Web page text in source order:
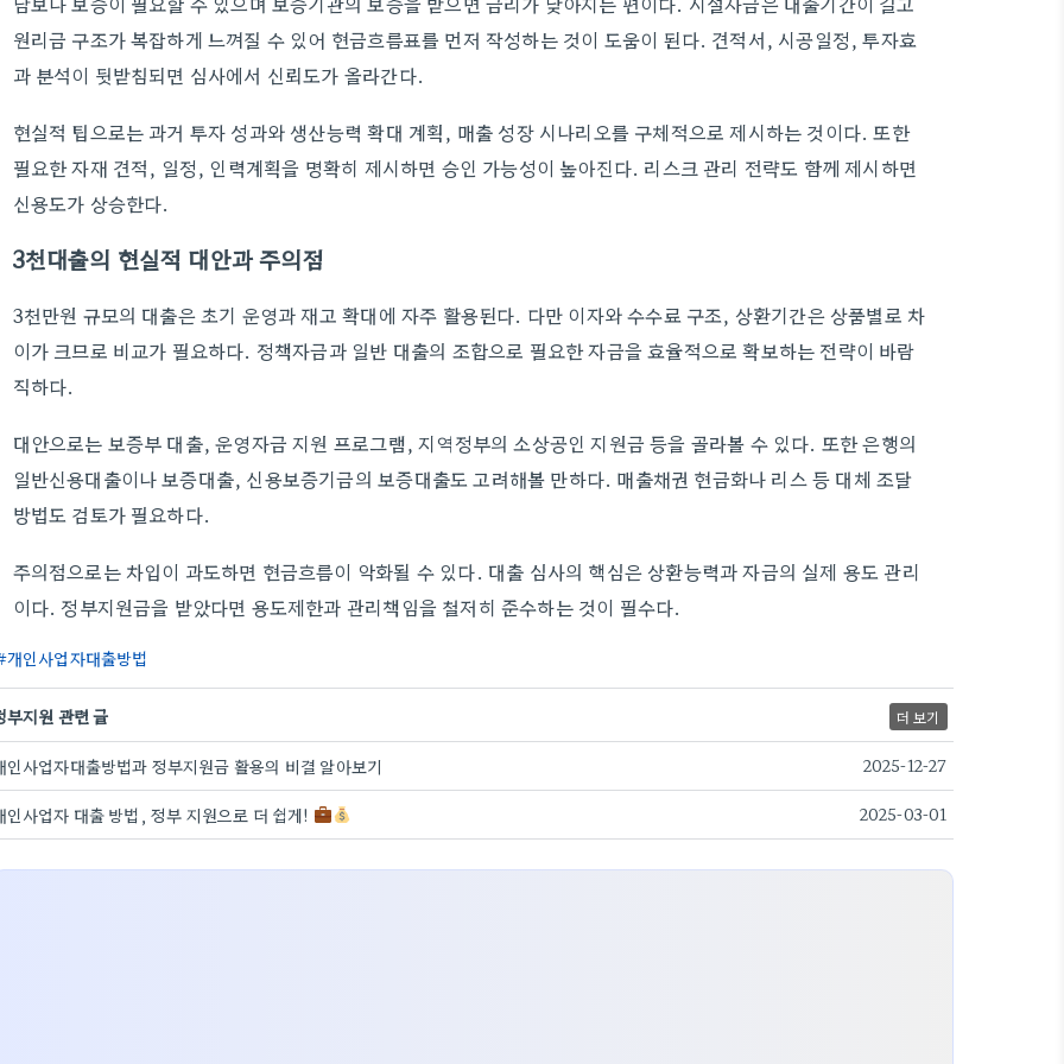
원리금 구조가 복잡하게 느껴질 수 있어 현금흐름표를 먼저 작성하는 것이 도움이 된다. 견적서, 시공일정, 투자효
과 분석이 뒷받침되면 심사에서 신뢰도가 올라간다.
현실적 팁으로는 과거 투자 성과와 생산능력 확대 계획, 매출 성장 시나리오를 구체적으로 제시하는 것이다. 또한
필요한 자재 견적, 일정, 인력계획을 명확히 제시하면 승인 가능성이 높아진다. 리스크 관리 전략도 함께 제시하면
신용도가 상승한다.
3천대출의 현실적 대안과 주의점
3천만원 규모의 대출은 초기 운영과 재고 확대에 자주 활용된다. 다만 이자와 수수료 구조, 상환기간은 상품별로 차
이가 크므로 비교가 필요하다. 정책자금과 일반 대출의 조합으로 필요한 자금을 효율적으로 확보하는 전략이 바람
직하다.
대안으로는 보증부 대출, 운영자금 지원 프로그램, 지역정부의 소상공인 지원금 등을 골라볼 수 있다. 또한 은행의
일반신용대출이나 보증대출, 신용보증기금의 보증대출도 고려해볼 만하다. 매출채권 현금화나 리스 등 대체 조달
방법도 검토가 필요하다.
주의점으로는 차입이 과도하면 현금흐름이 악화될 수 있다. 대출 심사의 핵심은 상환능력과 자금의 실제 용도 관리
이다. 정부지원금을 받았다면 용도제한과 관리책임을 철저히 준수하는 것이 필수다.
개인사업자대출방법
부지원 관련 글 더 보기
인사업자대출방법과 정부지원금 활용의 비결 알아보기 2025-12-27
인사업자 대출 방법, 정부 지원으로 더 쉽게! 2025-03-01